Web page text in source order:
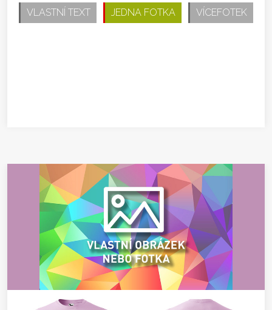
VLASTNÍ TEXT JEDNA FOTKA VÍCEFOTEK